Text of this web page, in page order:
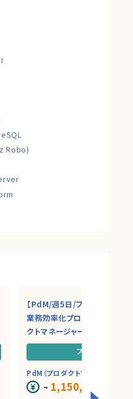
Robo)
【PdM/週5日/フルリモ】AI・
業務効率化プロダクトを推進
クトマネージャー募集
フルリモート
PdM（プロダクトマネージャー）
~ 1,150,000